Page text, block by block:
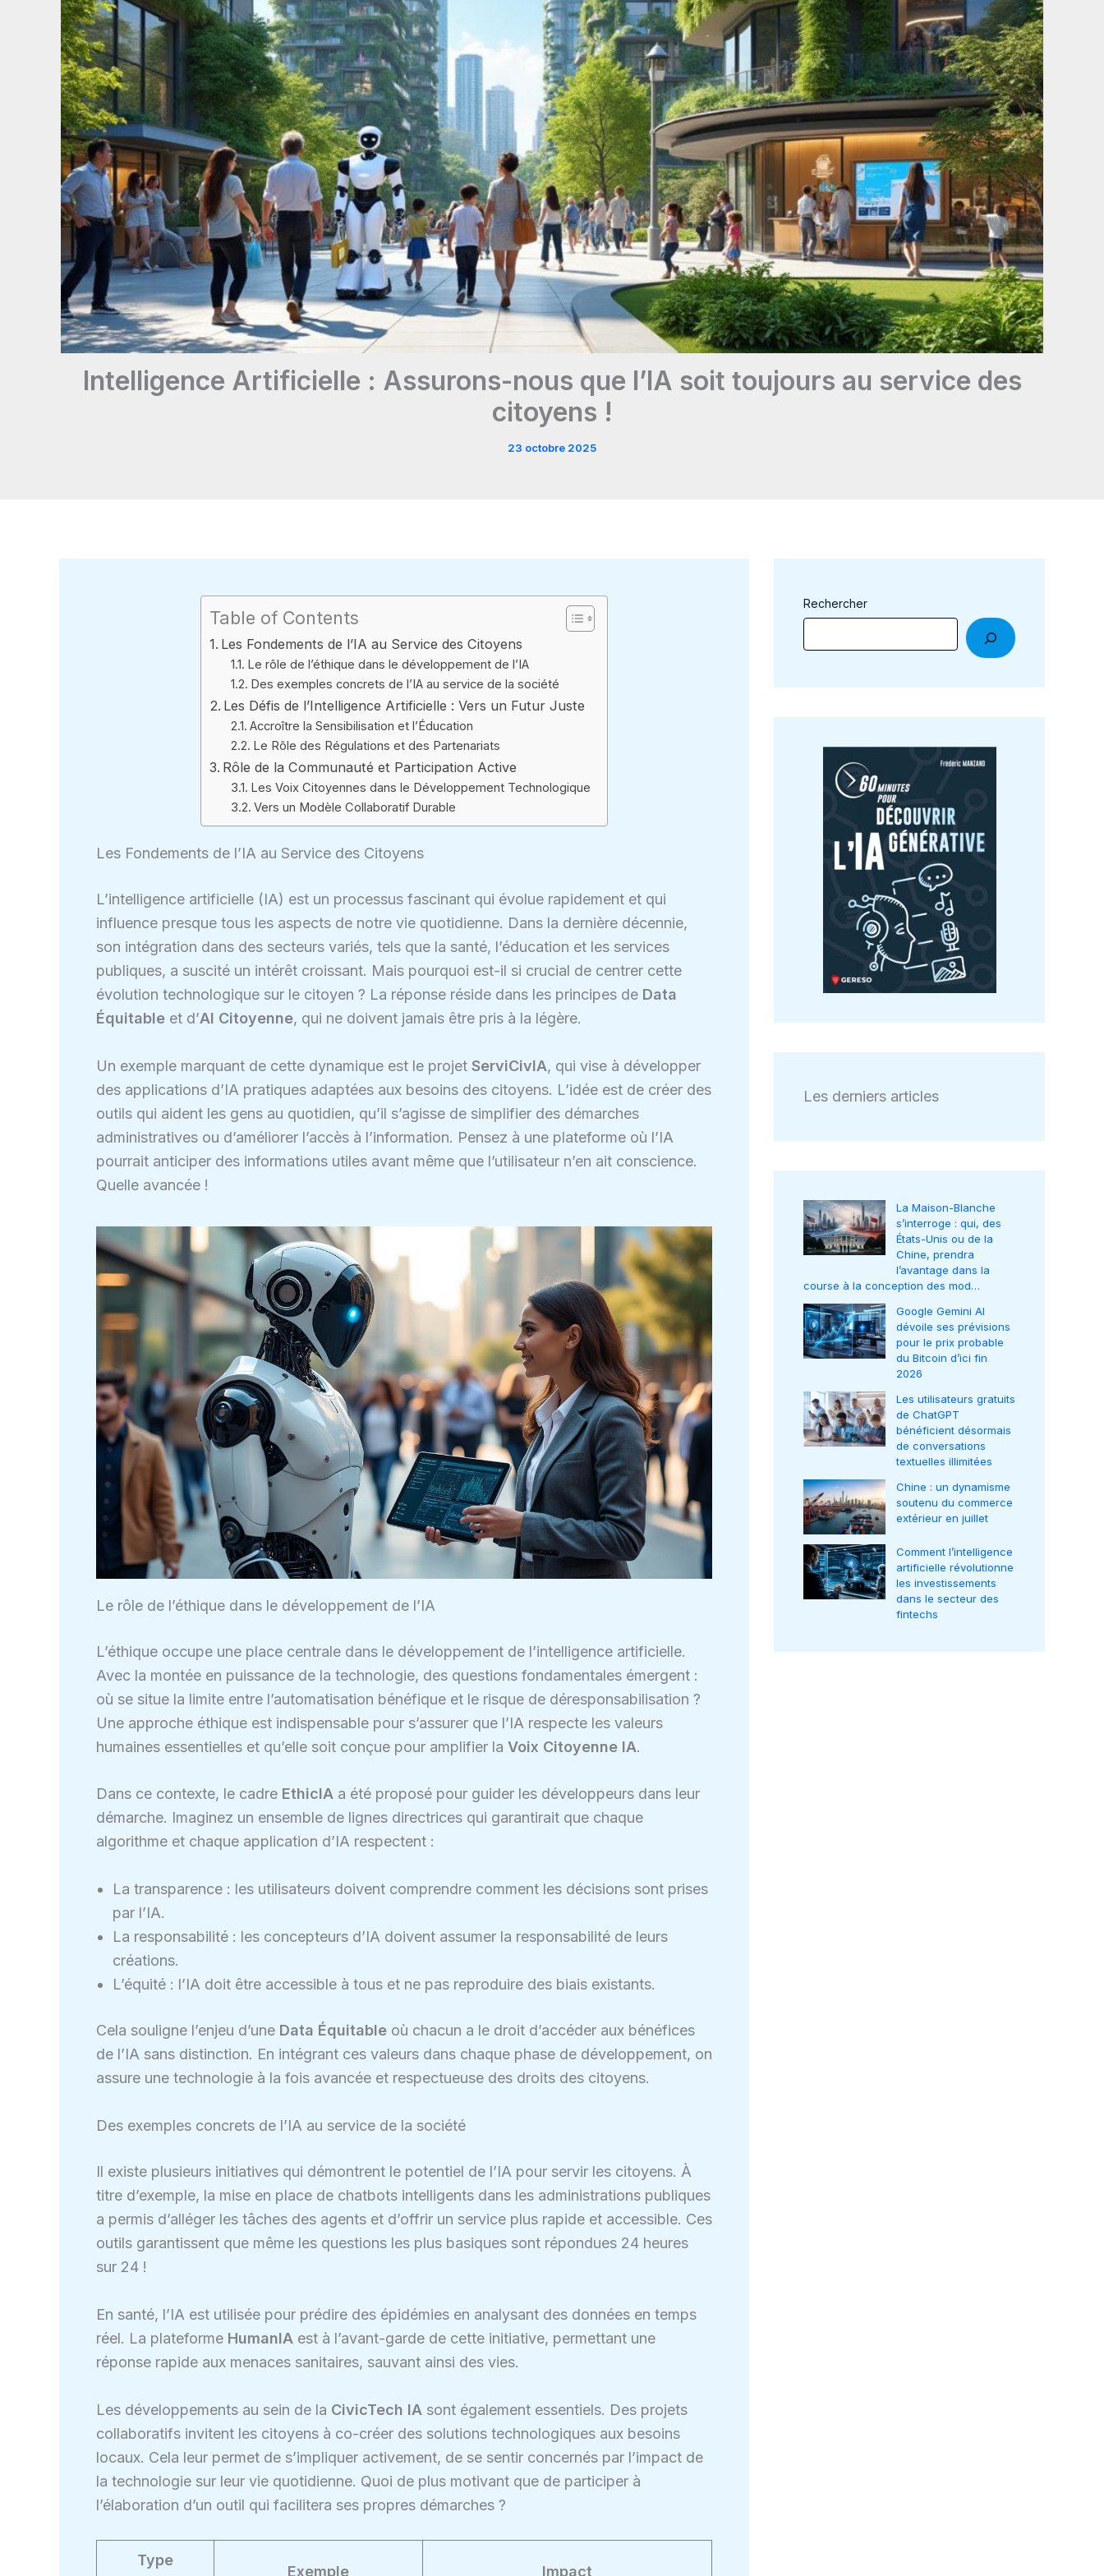
Intelligence Artificielle : Assurons-nous que l’IA soit toujours au service des
citoyens !
23 octobre 2025
Table of Contents
Les Fondements de l’IA au Service des Citoyens
Le rôle de l’éthique dans le développement de l’IA
Des exemples concrets de l’IA au service de la société
Les Défis de l’Intelligence Artificielle : Vers un Futur Juste
Accroître la Sensibilisation et l’Éducation
Le Rôle des Régulations et des Partenariats
Rôle de la Communauté et Participation Active
Les Voix Citoyennes dans le Développement Technologique
Vers un Modèle Collaboratif Durable
Les Fondements de l’IA au Service des Citoyens
L’intelligence artificielle (IA) est un processus fascinant qui évolue rapidement et qui
influence presque tous les aspects de notre vie quotidienne. Dans la dernière décennie,
son intégration dans des secteurs variés, tels que la santé, l’éducation et les services
publiques, a suscité un intérêt croissant. Mais pourquoi est-il si crucial de centrer cette
évolution technologique sur le citoyen ? La réponse réside dans les principes de Data
Équitable et d’AI Citoyenne, qui ne doivent jamais être pris à la légère.
Un exemple marquant de cette dynamique est le projet ServiCivIA, qui vise à développer
des applications d’IA pratiques adaptées aux besoins des citoyens. L’idée est de créer des
outils qui aident les gens au quotidien, qu’il s’agisse de simplifier des démarches
administratives ou d’améliorer l’accès à l’information. Pensez à une plateforme où l’IA
pourrait anticiper des informations utiles avant même que l’utilisateur n’en ait conscience.
Quelle avancée !
Le rôle de l’éthique dans le développement de l’IA
L’éthique occupe une place centrale dans le développement de l’intelligence artificielle.
Avec la montée en puissance de la technologie, des questions fondamentales émergent :
où se situe la limite entre l’automatisation bénéfique et le risque de déresponsabilisation ?
Une approche éthique est indispensable pour s’assurer que l’IA respecte les valeurs
humaines essentielles et qu’elle soit conçue pour amplifier la Voix Citoyenne IA.
Dans ce contexte, le cadre EthicIA a été proposé pour guider les développeurs dans leur
démarche. Imaginez un ensemble de lignes directrices qui garantirait que chaque
algorithme et chaque application d’IA respectent :
La transparence : les utilisateurs doivent comprendre comment les décisions sont prises
par l’IA.
La responsabilité : les concepteurs d’IA doivent assumer la responsabilité de leurs
créations.
L’équité : l’IA doit être accessible à tous et ne pas reproduire des biais existants.
Cela souligne l’enjeu d’une Data Équitable où chacun a le droit d’accéder aux bénéfices
de l’IA sans distinction. En intégrant ces valeurs dans chaque phase de développement, on
assure une technologie à la fois avancée et respectueuse des droits des citoyens.
Des exemples concrets de l’IA au service de la société
Il existe plusieurs initiatives qui démontrent le potentiel de l’IA pour servir les citoyens. À
titre d’exemple, la mise en place de chatbots intelligents dans les administrations publiques
a permis d’alléger les tâches des agents et d’offrir un service plus rapide et accessible. Ces
outils garantissent que même les questions les plus basiques sont répondues 24 heures
sur 24 !
En santé, l’IA est utilisée pour prédire des épidémies en analysant des données en temps
réel. La plateforme HumanIA est à l’avant-garde de cette initiative, permettant une
réponse rapide aux menaces sanitaires, sauvant ainsi des vies.
Les développements au sein de la CivicTech IA sont également essentiels. Des projets
collaboratifs invitent les citoyens à co-créer des solutions technologiques aux besoins
locaux. Cela leur permet de s’impliquer activement, de se sentir concernés par l’impact de
la technologie sur leur vie quotidienne. Quoi de plus motivant que de participer à
l’élaboration d’un outil qui facilitera ses propres démarches ?
Type
Exemple Impact
Rechercher
Les derniers articles
La Maison-Blanche
s’interroge : qui, des
États-Unis ou de la
Chine, prendra
l’avantage dans la
course à la conception des mod…
Google Gemini AI
dévoile ses prévisions
pour le prix probable
du Bitcoin d’ici fin
2026
Les utilisateurs gratuits
de ChatGPT
bénéficient désormais
de conversations
textuelles illimitées
Chine : un dynamisme
soutenu du commerce
extérieur en juillet
Comment l’intelligence
artificielle révolutionne
les investissements
dans le secteur des
fintechs